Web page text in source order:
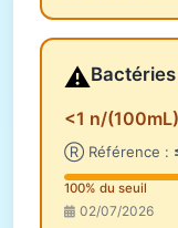
⚠️
<1 n/(100mL)
Ⓡ Référence :
100% du seuil
02/07/2026